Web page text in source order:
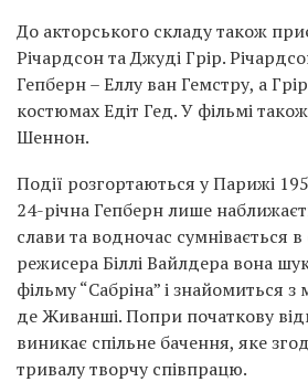
До акторського складу також
Річардсон та Джуді Грір.
Гепберн – Еллу ван Гемстру, а
костюмах Едіт Гед. У фільмі
Шеннон.
Події розгортаються у Парижі
24-річна Гепберн лише
слави та водночас сумнівається
режисера Біллі Вайлдера вона
фільму “Сабріна” і
де Живанші. Попри початкову
виникає спільне бачення, яке
тривалу творчу співпрацю.